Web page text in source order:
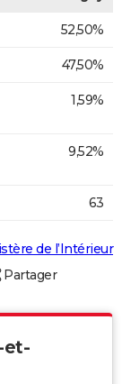
52,50%
47,50%
1,59%
9,52%
63
de l’Intérieur
Partager
et-